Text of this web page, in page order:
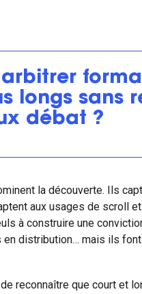
longs sans
débat ?
la découverte. Ils
aux usages de scroll
à construire une
en distribution… mais ils
de reconnaître que court et